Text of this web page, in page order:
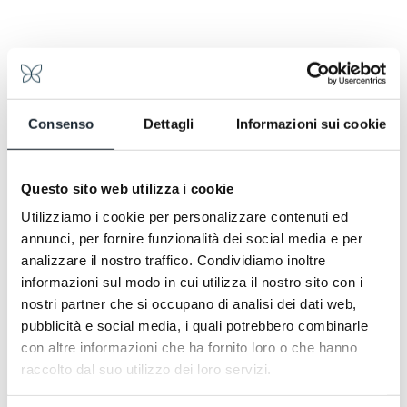
Consenso Dettagli Informazioni sui cookie
Questo sito web utilizza i cookie
Utilizziamo i cookie per personalizzare contenuti ed
annunci, per fornire funzionalità dei social media e per
analizzare il nostro traffico. Condividiamo inoltre
informazioni sul modo in cui utilizza il nostro sito con i
nostri partner che si occupano di analisi dei dati web,
pubblicità e social media, i quali potrebbero combinarle
con altre informazioni che ha fornito loro o che hanno
raccolto dal suo utilizzo dei loro servizi.
Milano Finanza dresse le portrait fascinant de
l’Hotel Continentale, hôtel historique de style
Liberty situé dans le centre de Trieste, et raconte
son élégant restylage durable. Certifié LEED Gold
pour sa durabilité environnementale, l’hôtel mêle
style mitteleuropéen et influences Art nouveau
parfait équilibre entre héritage et innovation. Voilà